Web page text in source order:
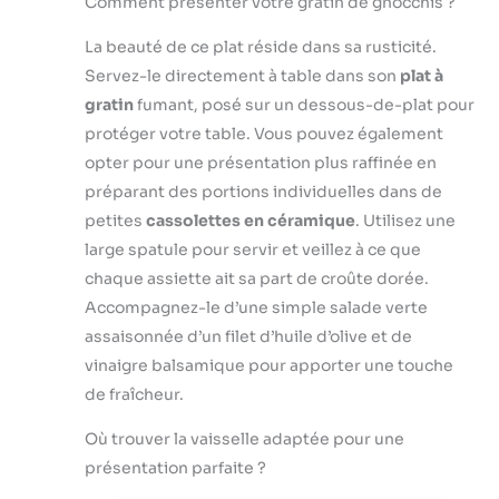
PRÉPARATIONS
SALÉES: gratins,
crumbles,
ratatouilles,
tiramisu….les plats
conviennent à
chacune de vos
préparations !
QUALITÉ
SUPÉRIEURE :
Fabriqués en
France, nos plats
en verre
borosilicate allient
Résistants aux
températures
davantage de
préparation
gourmande Plat à
four en verre ultra-
résistant qui se
nettoie facilement
au lave-vaisselle,
on adore ! Ce plat
est fabriqué à
partir de matériau
hygiénique qui
permet de résister
aux rayures Prise
même avec des
grips - Ø 27x17 cm
La beauté de ce plat réside dans sa rusticité.
Servez-le directement à table dans son plat à
gratinfumant, posé sur un dessous-de-plat pour
protéger votre table. Vous pouvez également
opter pour une présentation plus raffinée en
préparant des portions individuelles dans de
petites cassolettes en céramique. Utilisez une
large spatule pour servir et veillez à ce que
chaque assiette ait sa part de croûte dorée.
Accompagnez-le d’une simple salade verte
assaisonnée d’un filet d’huile d’olive et de
vinaigre balsamique pour apporter une touche
de fraîcheur.
Où trouver la vaisselle adaptée pour une
présentation parfaite ?